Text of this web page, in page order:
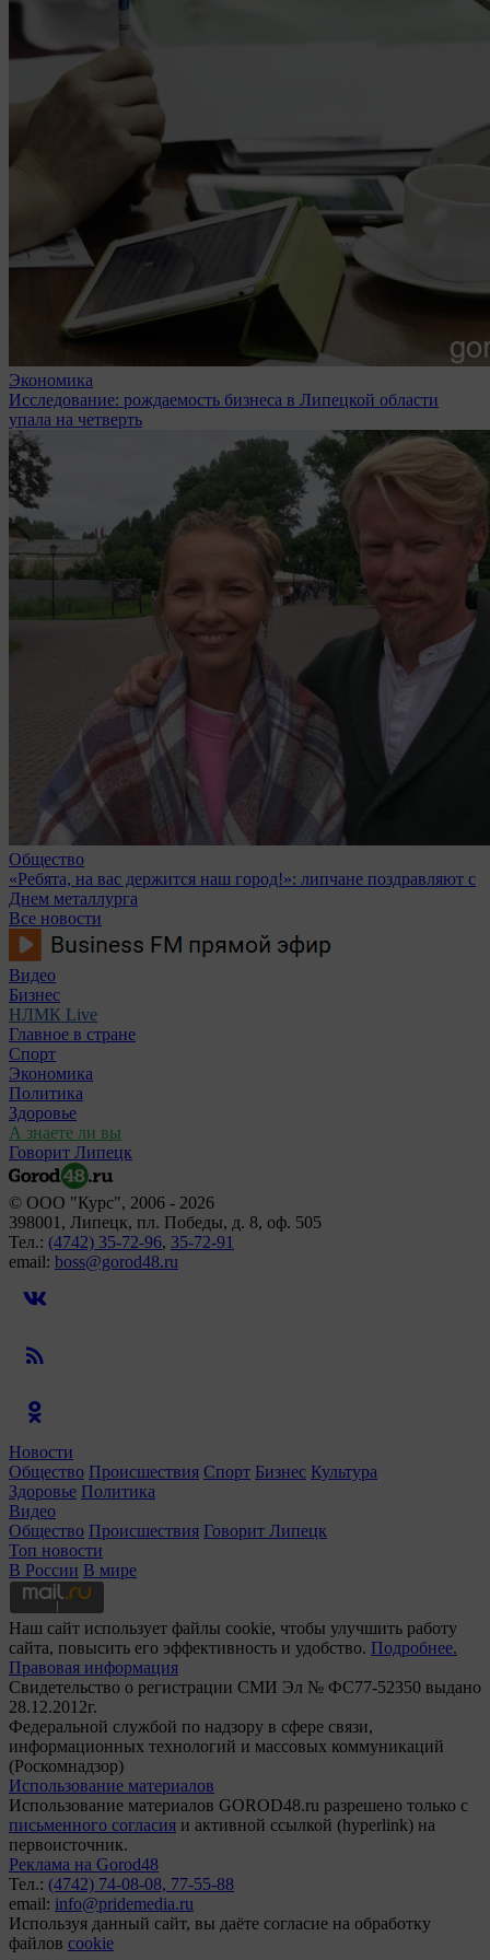
Экономика
Исследование: рождаемость бизнеса в Липецкой области
упала на четверть
Общество
«Ребята, на вас держится наш город!»: липчане поздравляют с
Днем металлурга
Все новости
Видео
Бизнес
НЛМК Live
Главное в стране
Спорт
Экономика
Политика
Здоровье
А знаете ли вы
Говорит Липецк
© ООО "Курс", 2006 - 2026
398001, Липецк, пл. Победы, д. 8, оф. 505
Тел.: (4742) 35-72-96, 35-72-91
email: boss@gorod48.ru
Новости
Общество Происшествия Спорт Бизнес Культура
Здоровье Политика
Видео
Общество Происшествия Говорит Липецк
Топ новости
В России В мире
Наш сайт использует файлы cookie, чтобы улучшить работу
сайта, повысить его эффективность и удобство. Подробнее.
Правовая информация
Свидетельство о регистрации СМИ Эл № ФС77-52350 выдано
28.12.2012г.
Федеральной службой по надзору в сфере связи,
информационных технологий и массовых коммуникаций
(Роскомнадзор)
Использование материалов
Использование материалов GOROD48.ru разрешено только с
письменного согласия и активной ссылкой (hyperlink) на
первоисточник.
Реклама на Gorod48
Тел.: (4742) 74-08-08, 77-55-88
email: info@pridemedia.ru
Используя данный сайт, вы даёте согласие на обработку
файлов cookie